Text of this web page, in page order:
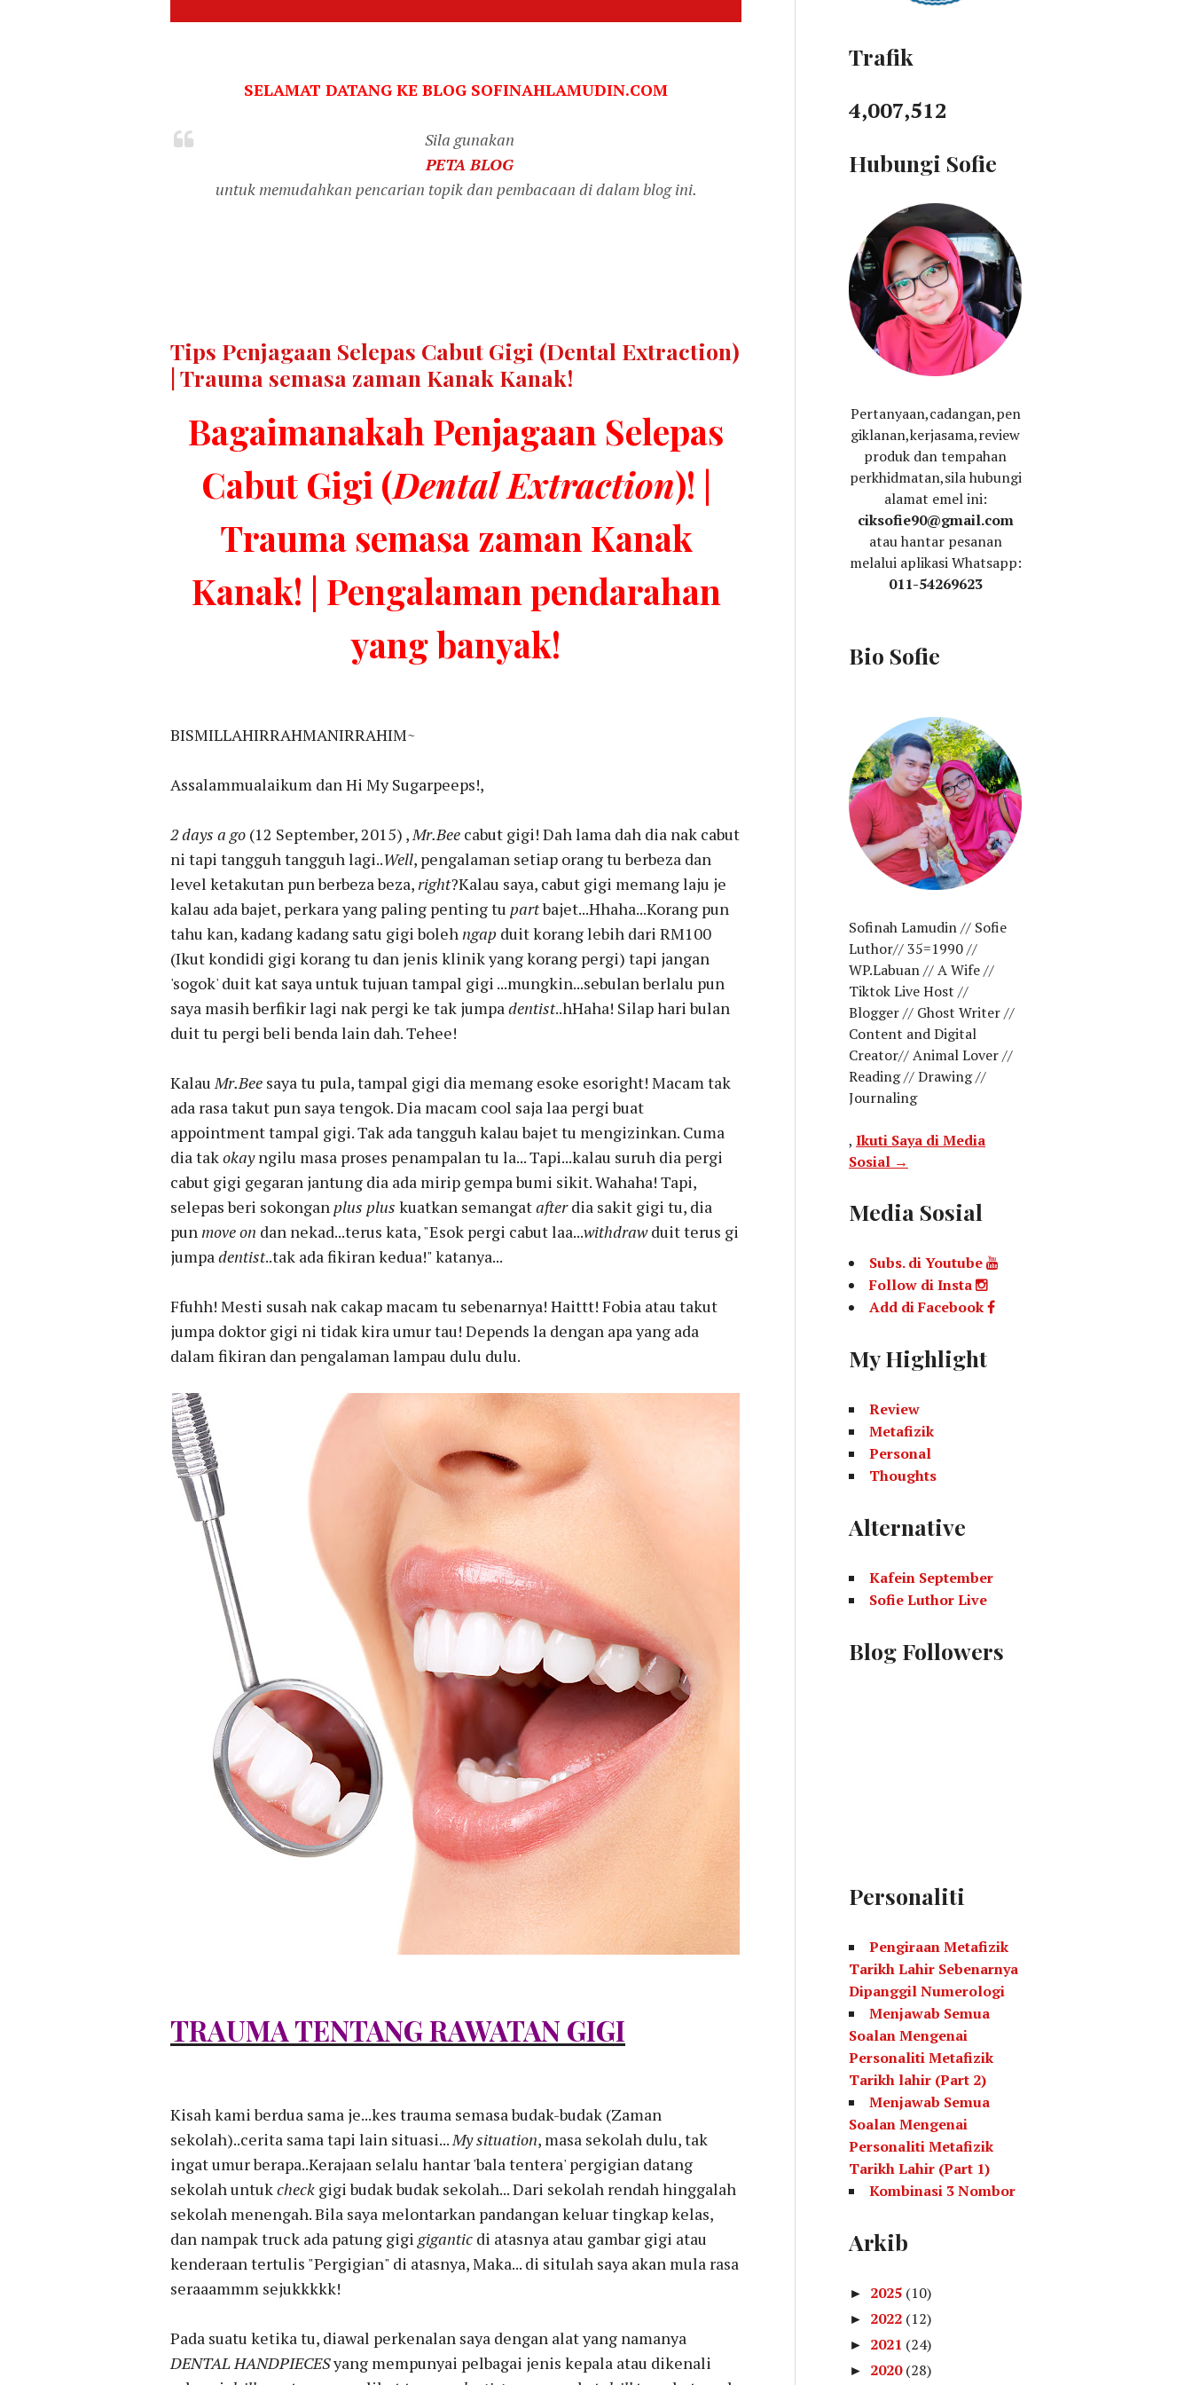
SELAMAT DATANG KE BLOG SOFINAHLAMUDIN.COM
Sila gunakan
PETA BLOG
untuk memudahkan pencarian topik dan pembacaan di dalam blog ini.
Tips Penjagaan Selepas Cabut Gigi (Dental Extraction)
| Trauma semasa zaman Kanak Kanak!
Bagaimanakah Penjagaan Selepas
Cabut Gigi (Dental Extraction)! |
Trauma semasa zaman Kanak
Kanak! | Pengalaman pendarahan
yang banyak!
BISMILLAHIRRAHMANIRRAHIM~
Assalammualaikum dan Hi My Sugarpeeps!,
2 days a go (12 September, 2015) ,Mr.Bee cabut gigi! Dah lama dah dia nak cabut
ni tapi tangguh tangguh lagi..Well, pengalaman setiap orang tu berbeza dan
level ketakutan pun berbeza beza,right?Kalau saya, cabut gigi memang laju je
kalau ada bajet, perkara yang paling penting tu partbajet...Hhaha...Korang pun
tahu kan, kadang kadang satu gigi bolehngap duit korang lebih dari RM100
(Ikut kondidi gigi korang tu dan jenis klinik yang korang pergi) tapi jangan
'sogok' duit kat saya untuk tujuan tampal gigi ...mungkin...sebulan berlalu pun
saya masih berfikir lagi nak pergi ke tak jumpadentist..hHaha! Silap hari bulan
duit tu pergi beli benda lain dah. Tehee!
KalauMr.Bee saya tu pula, tampal gigi dia memang esoke esoright! Macam tak
ada rasa takut pun saya tengok. Dia macam cool saja laa pergi buat
appointment tampal gigi. Tak ada tangguh kalau bajet tu mengizinkan. Cuma
dia takokayngilu masa proses penampalan tu la... Tapi...kalau suruh dia pergi
cabut gigi gegaran jantung dia ada mirip gempa bumi sikit. Wahaha! Tapi,
selepas beri sokongan plus plus kuatkan semangatafterdia sakit gigi tu, dia
punmove on dan nekad...terus kata, "Esok pergi cabut laa...withdrawduit terus gi
jumpadentist..tak ada fikiran kedua!" katanya...
Ffuhh! Mesti susah nak cakap macam tu sebenarnya! Haittt! Fobia atau takut
jumpa doktor gigi ni tidak kira umur tau! Depends la dengan apa yang ada
dalam fikiran dan pengalaman lampau dulu dulu.
TRAUMA TENTANG RAWATAN GIGI
Kisah kami berdua sama je...kes trauma semasa budak-budak (Zaman
sekolah)..cerita sama tapi lain situasi...My situation, masa sekolah dulu, tak
ingat umur berapa..Kerajaan selalu hantar 'bala tentera' pergigian datang
sekolah untukcheck gigi budak budak sekolah... Dari sekolah rendah hinggalah
sekolah menengah. Bila saya melontarkan pandangan keluar tingkap kelas,
dan nampak truck ada patung gigi gigantic di atasnya atau gambar gigi atau
kenderaan tertulis "Pergigian" di atasnya, Maka... di situlah saya akan mula rasa
seraaammm sejukkkkk!
Pada suatu ketika tu, diawal perkenalan saya dengan alat yang namanya
DENTAL HANDPIECESyang mempunyai pelbagai jenis kepala atau dikenali
Trafik
4,007,512
Hubungi Sofie
Pertanyaan,cadangan,pen
giklanan,kerjasama,review
produk dan tempahan
perkhidmatan,sila hubungi
alamat emel ini:
ciksofie90@gmail.com
atau hantar pesanan
melalui aplikasi Whatsapp:
011-54269623
Bio Sofie
Sofinah Lamudin // Sofie
Luthor// 35=1990 //
WP.Labuan // A Wife //
Tiktok Live Host //
Blogger // Ghost Writer //
Content and Digital
Creator// Animal Lover //
Reading // Drawing //
Journaling
, Ikuti Saya di Media
Sosial →
Media Sosial
Subs. di Youtube
Follow di Insta
Add di Facebook
My Highlight
Review
Metafizik
Personal
Thoughts
Alternative
Kafein September
Sofie Luthor Live
Blog Followers
Personaliti
Pengiraan Metafizik
Tarikh Lahir Sebenarnya
Dipanggil Numerologi
Menjawab Semua
Soalan Mengenai
Personaliti Metafizik
Tarikh lahir (Part 2)
Menjawab Semua
Soalan Mengenai
Personaliti Metafizik
Tarikh Lahir (Part 1)
Kombinasi 3 Nombor
Kecenderungan Kita
(Metafizik Tarikh Lahir)
Untuk Rujukan Selepas
Membuat Kiraan
Metafizik Tarikh Lahir
Personaliti Diri
Arkib
► 2025 (10)
► 2022 (12)
► 2021 (24)
► 2020(28)